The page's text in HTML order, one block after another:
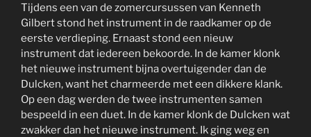
Tijdens een van de zomercursussen van Kenneth
Gilbert stond het instrument in de raadkamer op de
eerste verdieping. Ernaast stond een nieuw
instrument dat iedereen bekoorde. In de kamer klonk
het nieuwe instrument bijna overtuigender dan de
Dulcken, want het charmeerde met een dikkere klank.
Op een dag werden de twee instrumenten samen
bespeeld in een duet. In de kamer klonk de Dulcken wat
zwakker dan het nieuwe instrument. Ik ging weg en